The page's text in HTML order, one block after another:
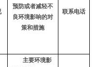
预防或者减轻不
良环境影响的对
策和措施
联系电话
主要环境影